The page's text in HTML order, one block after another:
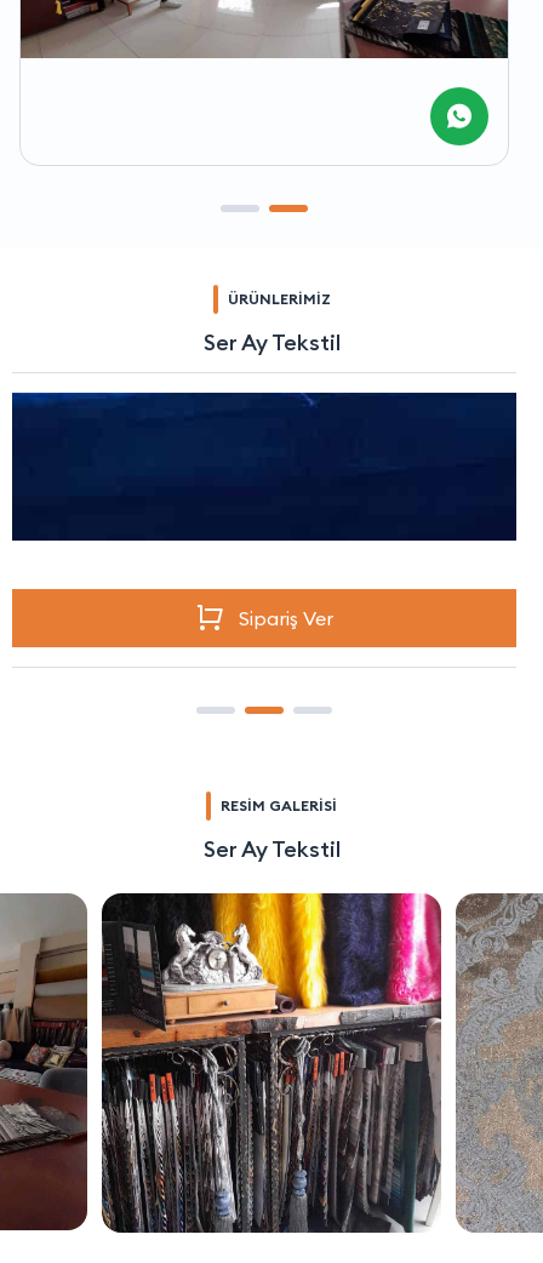
ÜRÜNLERİMİZ
Ser Ay Tekstil
Sipariş Ver
RESİM GALERİSİ
Ser Ay Tekstil